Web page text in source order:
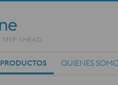
PRODUCTOS QUIENES